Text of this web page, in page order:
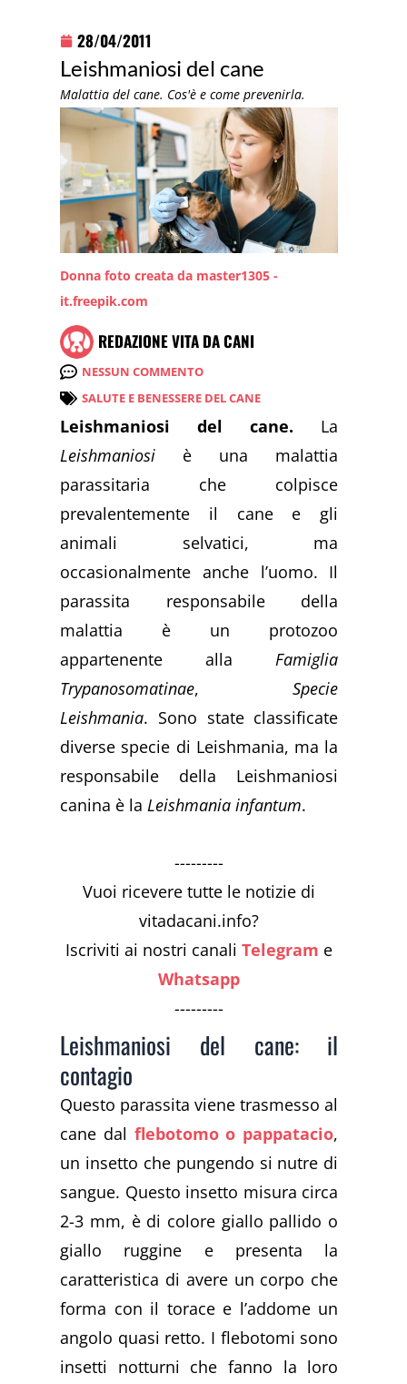
28/04/2011
Leishmaniosi del cane
Malattia del cane. Cos'è e come prevenirla.
Donna foto creata da master1305 -
it.freepik.com
REDAZIONE VITA DA CANI
NESSUN COMMENTO
SALUTE E BENESSERE DEL CANE
Leishmaniosi del cane. La
Leishmaniosi è una malattia
parassitaria che colpisce
prevalentemente il cane e gli
animali selvatici, ma
occasionalmente anche l’uomo. Il
parassita responsabile della
malattia è un protozoo
appartenente alla Famiglia
Trypanosomatinae,Specie
Leishmania. Sono state classificate
diverse specie di Leishmania, ma la
responsabile della Leishmaniosi
canina è la Leishmania infantum.
---------
Vuoi ricevere tutte le notizie di
vitadacani.info?
Iscriviti ai nostri canaliTelegram e
Whatsapp
---------
Leishmaniosi del cane: il
contagio
Questo parassita viene trasmesso al
cane dal flebotomo o pappatacio,
un insetto che pungendo si nutre di
sangue. Questo insetto misura circa
2-3 mm, è di colore giallo pallido o
giallo ruggine e presenta la
caratteristica di avere un corpo che
forma con il torace e l’addome un
angolo quasi retto. I flebotomi sono
insetti notturni che fanno la loro